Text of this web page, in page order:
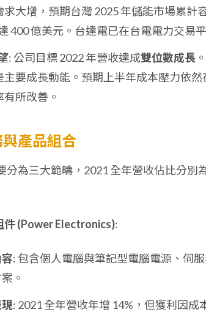
求大增，預期台灣 2025 年儲能市場累計
400 億美元。台達電已在台電電力交易
: 公司目標 2022 年營收達成雙位數成長
主要成長動能。預期上半年成本壓力依
所改善。
產品組合
分為三大範疇，2021 全年營收佔比分別
件 (Power Electronics):
: 包含個人電腦與筆記型電腦電源、伺
。
: 2021 全年營收年增 14%，但獲利因